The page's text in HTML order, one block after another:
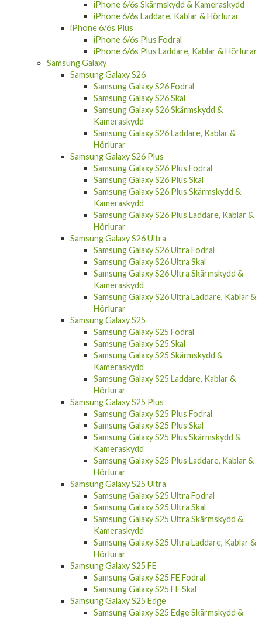
iPhone 6/6s Skärmskydd & Kameraskydd
iPhone 6/6s Laddare, Kablar & Hörlurar
iPhone 6/6s Plus
iPhone 6/6s Plus Fodral
iPhone 6/6s Plus Laddare, Kablar & Hörlurar
Samsung Galaxy
Samsung Galaxy S26
Samsung Galaxy S26 Fodral
Samsung Galaxy S26 Skal
Samsung Galaxy S26 Skärmskydd &
Kameraskydd
Samsung Galaxy S26 Laddare, Kablar &
Hörlurar
Samsung Galaxy S26 Plus
Samsung Galaxy S26 Plus Fodral
Samsung Galaxy S26 Plus Skal
Samsung Galaxy S26 Plus Skärmskydd &
Kameraskydd
Samsung Galaxy S26 Plus Laddare, Kablar &
Hörlurar
Samsung Galaxy S26 Ultra
Samsung Galaxy S26 Ultra Fodral
Samsung Galaxy S26 Ultra Skal
Samsung Galaxy S26 Ultra Skärmskydd &
Kameraskydd
Samsung Galaxy S26 Ultra Laddare, Kablar &
Hörlurar
Samsung Galaxy S25
Samsung Galaxy S25 Fodral
Samsung Galaxy S25 Skal
Samsung Galaxy S25 Skärmskydd &
Kameraskydd
Samsung Galaxy S25 Laddare, Kablar &
Hörlurar
Samsung Galaxy S25 Plus
Samsung Galaxy S25 Plus Fodral
Samsung Galaxy S25 Plus Skal
Samsung Galaxy S25 Plus Skärmskydd &
Kameraskydd
Samsung Galaxy S25 Plus Laddare, Kablar &
Hörlurar
Samsung Galaxy S25 Ultra
Samsung Galaxy S25 Ultra Fodral
Samsung Galaxy S25 Ultra Skal
Samsung Galaxy S25 Ultra Skärmskydd &
Kameraskydd
Samsung Galaxy S25 Ultra Laddare, Kablar &
Hörlurar
Samsung Galaxy S25 FE
Samsung Galaxy S25 FE Fodral
Samsung Galaxy S25 FE Skal
Samsung Galaxy S25 Edge
Samsung Galaxy S25 Edge Skärmskydd &